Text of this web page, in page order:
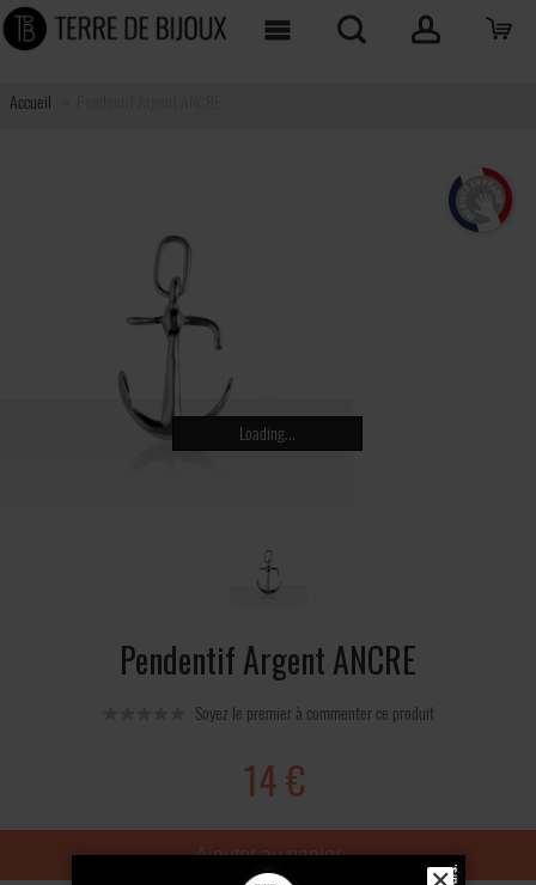
Accueil
Loading...
Pendentif Argent ANCRE
Soyez le premier à commenter ce produit
14 €
Ajouter au panier